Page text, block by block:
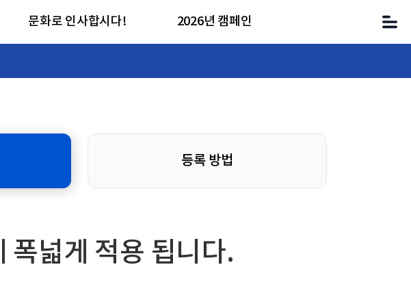
문화로 인사합시다! 2026년 캠페인
등록 방법
폭넓게 적용 됩니다.